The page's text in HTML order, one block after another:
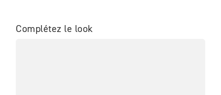
Complétez le look